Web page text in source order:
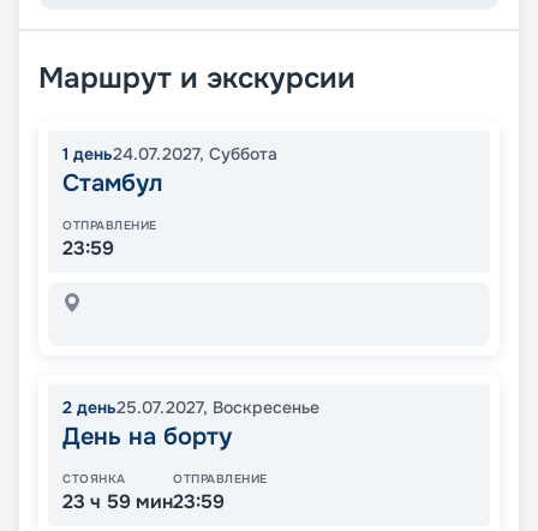
Маршрут и экскурсии
1 день24.07.2027, Суббота
Стамбул
ОТПРАВЛЕНИЕ
23:59
2 день25.07.2027, Воскресенье
День на борту
СТОЯНКА
23 ч 59 мин
ОТПРАВЛЕНИЕ
23:59